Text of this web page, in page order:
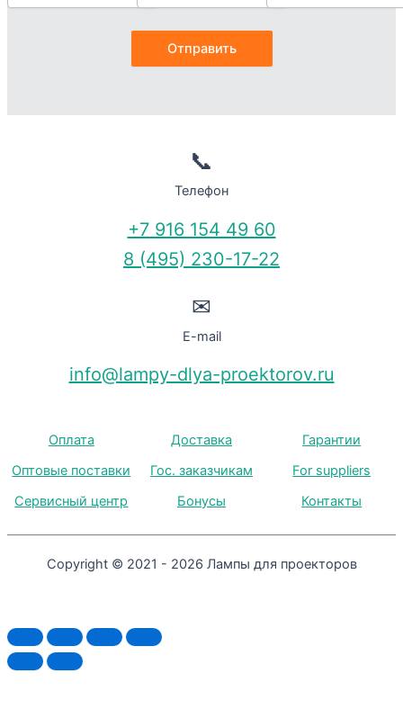
📞
Телефон
+7 916 154 49 60
8 (495) 230-17-22
✉
E-mail
info@lampy-dlya-proektorov.ru
Оплата Доставка
Гарантии
Оптовые поставки
Гос. заказчикам
For suppliers
Сервисный центр
Бонусы Контакты
Copyright © 2021 - 2026 Лампы для проекторов